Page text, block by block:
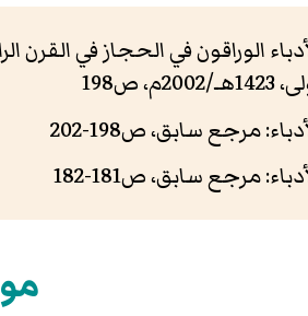
الوراقون في الحجاز في
ص198
مرجع سابق، ص198-202
مرجع سابق، ص181-182